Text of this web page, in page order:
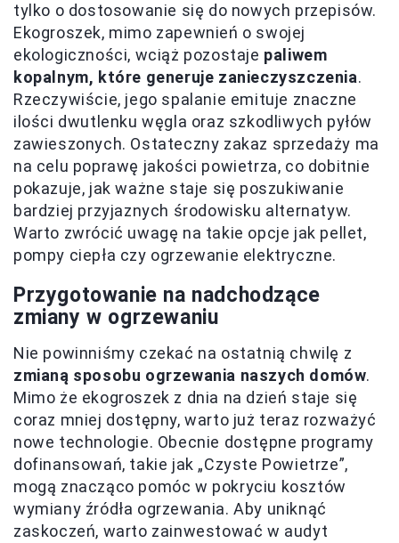
tylko o dostosowanie się do nowych przepisów.
Ekogroszek, mimo zapewnień o swojej
ekologiczności, wciąż pozostaje paliwem
kopalnym, które generuje zanieczyszczenia.
Rzeczywiście, jego spalanie emituje znaczne
ilości dwutlenku węgla oraz szkodliwych pyłów
zawieszonych. Ostateczny zakaz sprzedaży ma
na celu poprawę jakości powietrza, co dobitnie
pokazuje, jak ważne staje się poszukiwanie
bardziej przyjaznych środowisku alternatyw.
Warto zwrócić uwagę na takie opcje jak pellet,
pompy ciepła czy ogrzewanie elektryczne.
Przygotowanie na nadchodzące
zmiany w ogrzewaniu
Nie powinniśmy czekać na ostatnią chwilę z
zmianą sposobu ogrzewania naszych domów.
Mimo że ekogroszek z dnia na dzień staje się
coraz mniej dostępny, warto już teraz rozważyć
nowe technologie. Obecnie dostępne programy
dofinansowań, takie jak „Czyste Powietrze”,
mogą znacząco pomóc w pokryciu kosztów
wymiany źródła ogrzewania. Aby uniknąć
zaskoczeń, warto zainwestować w audyt